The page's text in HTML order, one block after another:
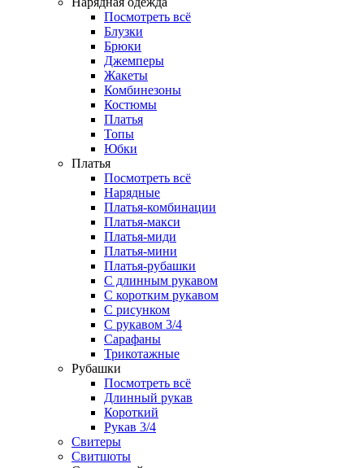
Посмотреть всё
Блузки
Брюки
Джемперы
Жакеты
Комбинезоны
Костюмы
Платья
Топы
Юбки
Платья
Посмотреть всё
Нарядные
Платья-комбинации
Платья-макси
Платья-миди
Платья-мини
Платья-рубашки
С длинным рукавом
С коротким рукавом
С рисунком
С рукавом 3/4
Сарафаны
Трикотажные
Рубашки
Посмотреть всё
Длинный рукав
Короткий
Рукав 3/4
Свитеры
Свитшоты